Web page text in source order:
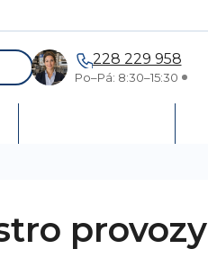
228 229 958
Po–Pá: 8:30–15:30
provozy